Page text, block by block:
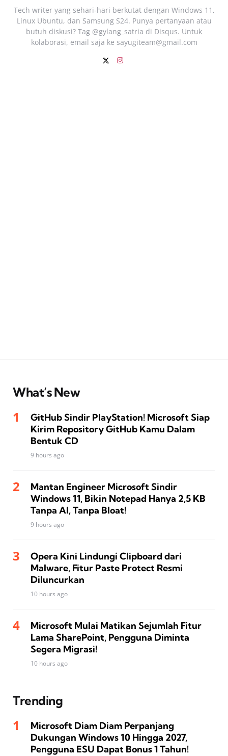
Tech writer yang sehari‑hari berkutat dengan Windows 11,
Linux Ubuntu, dan Samsung S24. Punya pertanyaan atau
butuh diskusi? Tag @gylang_satria di Disqus. Untuk
kolaborasi, email saja ke sayugiteam@gmail.com
What’s New
GitHub Sindir PlayStation! Microsoft Siap
Kirim Repository GitHub Kamu Dalam
Bentuk CD
9 hours ago
Mantan Engineer Microsoft Sindir
Windows 11, Bikin Notepad Hanya 2,5 KB
Tanpa AI, Tanpa Bloat!
9 hours ago
Opera Kini Lindungi Clipboard dari
Malware, Fitur Paste Protect Resmi
Diluncurkan
10 hours ago
Microsoft Mulai Matikan Sejumlah Fitur
Lama SharePoint, Pengguna Diminta
Segera Migrasi!
10 hours ago
Trending
Microsoft Diam Diam Perpanjang
Dukungan Windows 10 Hingga 2027,
Pengguna ESU Dapat Bonus 1 Tahun!